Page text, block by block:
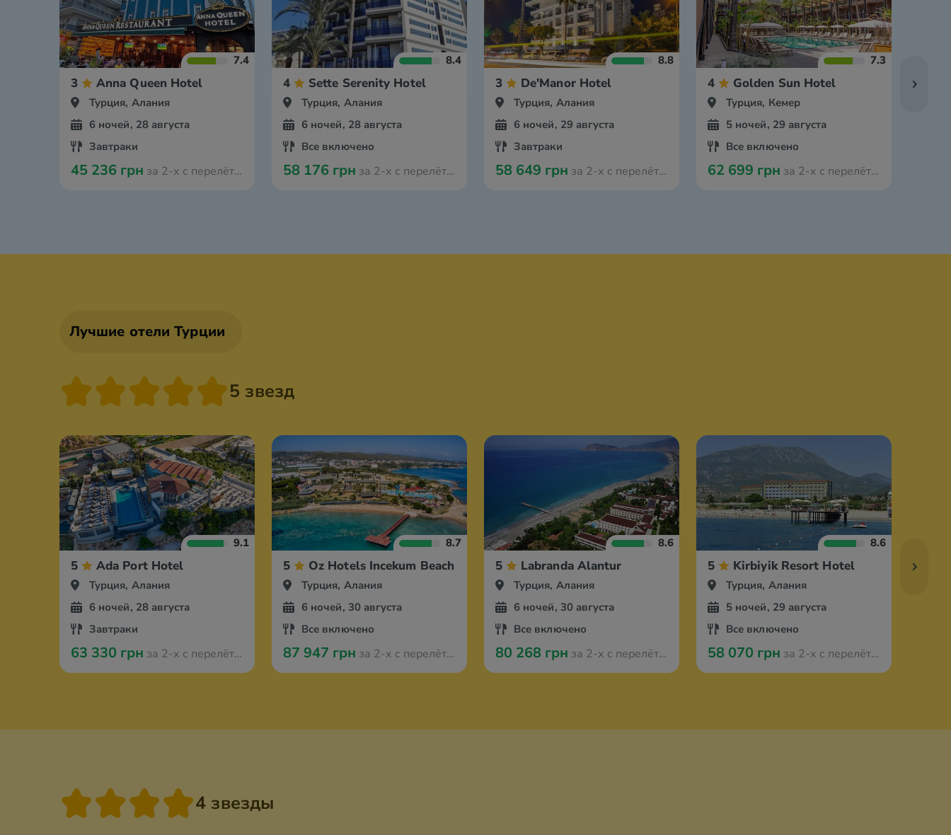
7.4
3 Anna Queen Hotel
Турция, Алания
6 ночей, 28 августа
Завтраки
45 236 грн за 2-х с перелётом из Мюнстера
8.4
4 Sette Serenity Hotel
Турция, Алания
6 ночей, 28 августа
Все включено
58 176 грн за 2-х с перелётом из Мюнстера
8.8
3 De'Manor Hotel
Турция, Алания
6 ночей, 29 августа
Завтраки
58 649 грн за 2-х с перелётом из Мюнстера
7.3
4 Golden Sun Hotel
Турция, Кемер
5 ночей, 29 августа
Все включено
62 699 грн за 2-х с перелётом из Мюнстера
Лучшие отели Турции
5 звезд
9.1
5 Ada Port Hotel
Турция, Алания
6 ночей, 28 августа
Завтраки
63 330 грн за 2-х с перелётом из Мюнстера
8.7
5 Oz Hotels Incekum Beach Resort
Турция, Алания
6 ночей, 30 августа
Все включено
87 947 грн за 2-х с перелётом из Мюнстера
8.6
5 Labranda Alantur
Турция, Алания
6 ночей, 30 августа
Все включено
80 268 грн за 2-х с перелётом из Мюнстера
8.6
5 Kirbiyik Resort Hotel
Турция, Алания
5 ночей, 29 августа
Все включено
58 070 грн за 2-х с перелётом из Мюнстера
4 звезды